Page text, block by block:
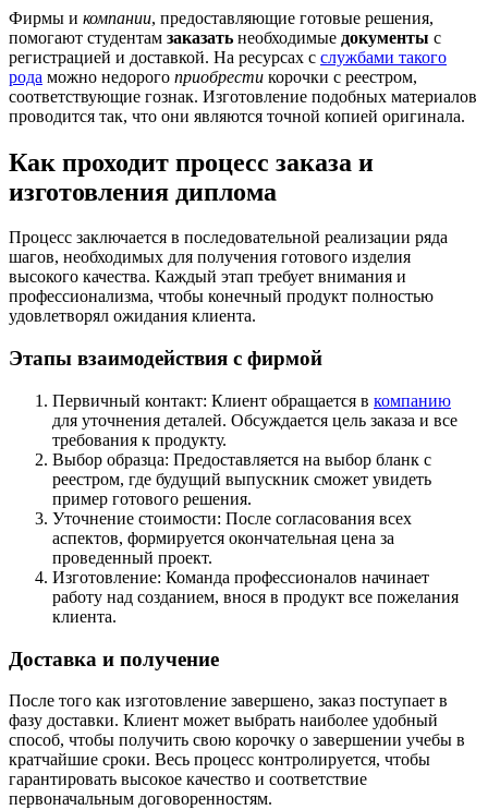
Фирмы и компании, предоставляющие готовые решения,
помогают студентам заказать необходимые документы с
регистрацией и доставкой. На ресурсах с службами такого
рода можно недорого приобрести корочки с реестром,
соответствующие гознак. Изготовление подобных материалов
проводится так, что они являются точной копией оригинала.
Как проходит процесс заказа и
изготовления диплома
Процесс заключается в последовательной реализации ряда
шагов, необходимых для получения готового изделия
высокого качества. Каждый этап требует внимания и
профессионализма, чтобы конечный продукт полностью
удовлетворял ожидания клиента.
Этапы взаимодействия с фирмой
Первичный контакт: Клиент обращается в компанию
для уточнения деталей. Обсуждается цель заказа и все
требования к продукту.
Выбор образца: Предоставляется на выбор бланк с
реестром, где будущий выпускник сможет увидеть
пример готового решения.
Уточнение стоимости: После согласования всех
аспектов, формируется окончательная цена за
проведенный проект.
Изготовление: Команда профессионалов начинает
работу над созданием, внося в продукт все пожелания
клиента.
Доставка и получение
После того как изготовление завершено, заказ поступает в
фазу доставки. Клиент может выбрать наиболее удобный
способ, чтобы получить свою корочку о завершении учебы в
кратчайшие сроки. Весь процесс контролируется, чтобы
гарантировать высокое качество и соответствие
первоначальным договоренностям.